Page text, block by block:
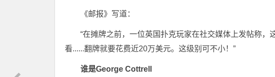
《邮报》写道：
“在摊牌之前，一位英国扑克玩家在社交媒体上发帖称，
看......翻牌就要花费近20万美元。这级别可不小！”
谁是George Cottrell